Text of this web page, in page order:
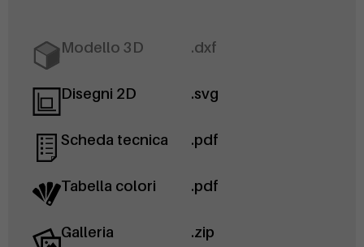
Modello 3D .dxf
Disegni 2D .svg
Scheda tecnica .pdf
Tabella colori .pdf
Galleria .zip